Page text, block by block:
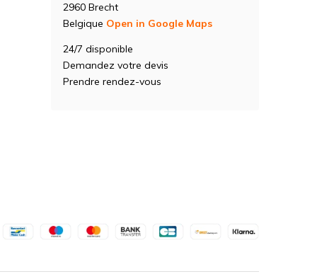
2960 Brecht
Belgique Open in Google Maps
24/7 disponible
Demandez votre devis
Prendre rendez-vous